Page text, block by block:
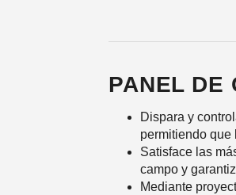
PANEL DE
Dispara y
permitiendo que
Satisface las
campo y
Mediante